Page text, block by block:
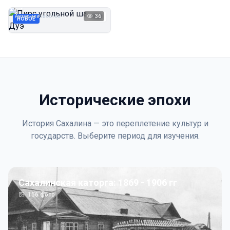
НОВОЕ 1923
Автор неизвестен 36
Исторические эпохи
История Сахалина — это переплетение культур и
государств. Выберите период для изучения.
Сахалинская каторга: 1869 - 1906 гг
156фото